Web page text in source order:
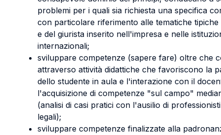
problemi per i quali sia richiesta una specifica
con particolare riferimento alle tematiche
e del giurista inserito nell'impresa e nelle
internazionali;
sviluppare competenze (sapere fare) oltre che
attraverso attività didattiche che favoriscono la
dello studente in aula e l'interazione con il
l'acquisizione di competenze "sul campo"
(analisi di casi pratici con l'ausilio di
legali);
sviluppare competenze finalizzate alla